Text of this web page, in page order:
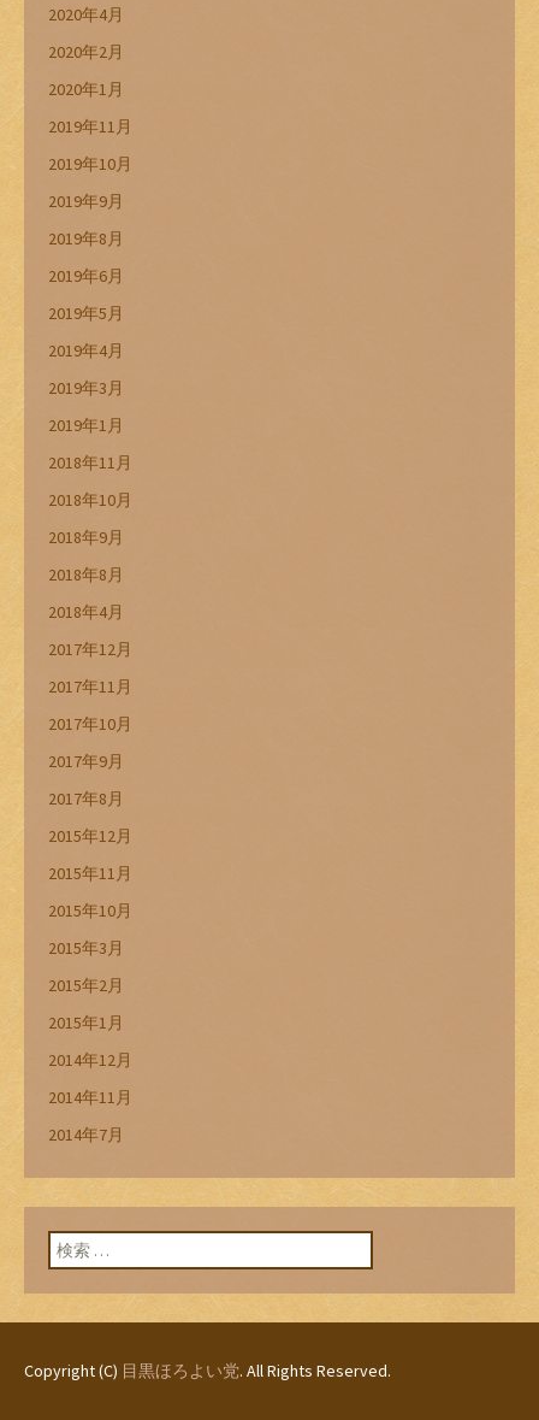
2020年4月
2020年2月
2020年1月
2019年11月
2019年10月
2019年9月
2019年8月
2019年6月
2019年5月
2019年4月
2019年3月
2019年1月
2018年11月
2018年10月
2018年9月
2018年8月
2018年4月
2017年12月
2017年11月
2017年10月
2017年9月
2017年8月
2015年12月
2015年11月
2015年10月
2015年3月
2015年2月
2015年1月
2014年12月
2014年11月
2014年7月
検索:
Copyright (C) 目黒ほろよい党. All Rights Reserved.